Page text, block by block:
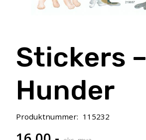
Stickers –
Hunder
Produktnummer: 115232